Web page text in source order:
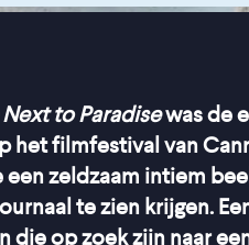
to Paradisewas de
het filmfestival van
een zeldzaam intiem
te zien krijgen.
die op zoek zijn naar